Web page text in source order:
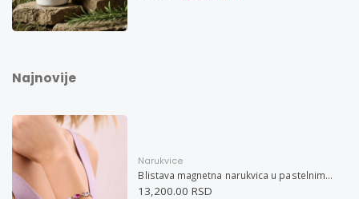
Najnovije
Narukvice
Blistava magnetna narukvica u pastelnim bojama
13,200.00 RSD